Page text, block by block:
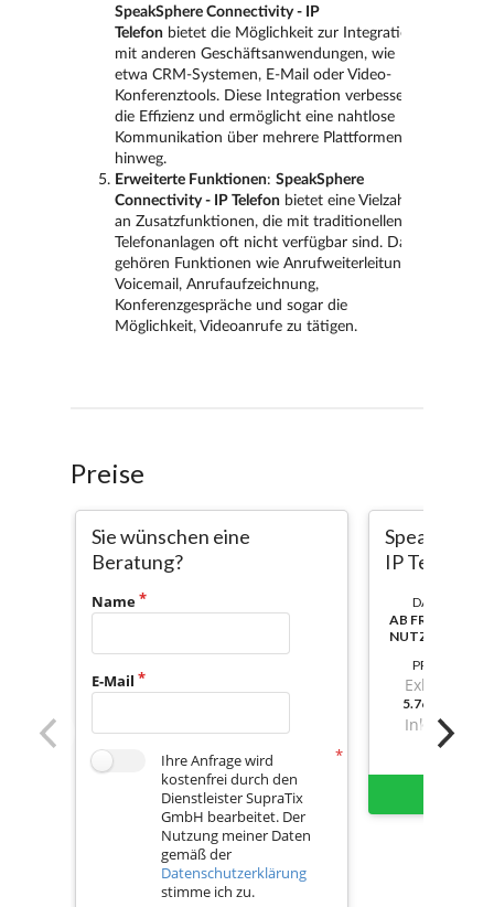
Preise
Sie wünschen eine
Beratung?
Name
E-Mail
Ihre Anfrage wird
kostenfrei durch den
Dienstleister SupraTix
GmbH bearbeitet. Der
Nutzung meiner Daten
gemäß der
Datenschutzerklärung
stimme ich zu.
IP Telefon
DAUER:
AB
NUTZBAR
PREIS
Exkl. Mwst.
Inkl. Mwst.